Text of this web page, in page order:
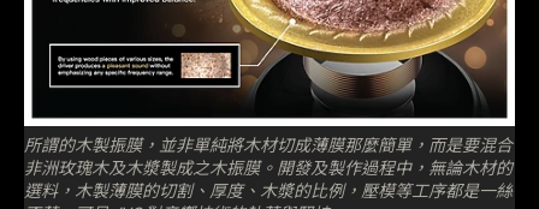
所謂的木製振膜，並非單純將木材切成薄膜那麼簡單，而是要混合
非洲玫瑰木及木漿製成之木振膜。開發及製作過程中，無論木材的
選料，木製薄膜的切割、厚度、木漿的比例，壓模等工序都是一絲